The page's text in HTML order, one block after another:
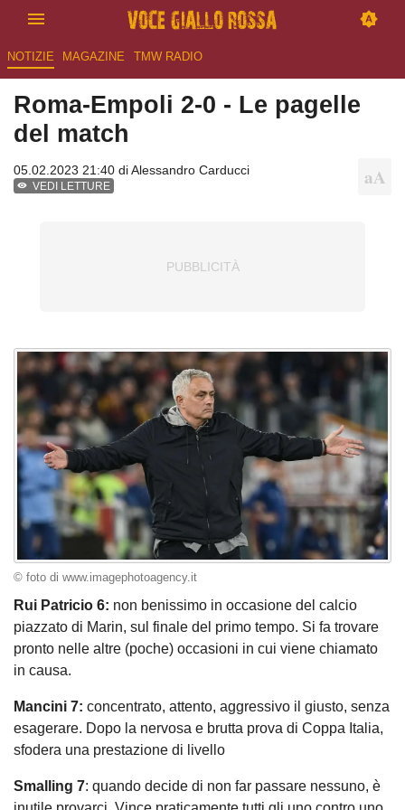
NOTIZIE MAGAZINE TMW RADIO
Roma-Empoli 2-0 - Le pagelle
del match
05.02.2023 21:40 diAlessandro Carducci
VEDI LETTURE
© foto di www.imagephotoagency.it
Rui Patricio 6: non benissimo in occasione del calcio
piazzato di Marin, sul finale del primo tempo. Si fa trovare
pronto nelle altre (poche) occasioni in cui viene chiamato
in causa.
Mancini 7: concentrato, attento, aggressivo il giusto, senza
esagerare. Dopo la nervosa e brutta prova di Coppa Italia,
sfodera una prestazione di livello
Smalling 7: quando decide di non far passare nessuno, è